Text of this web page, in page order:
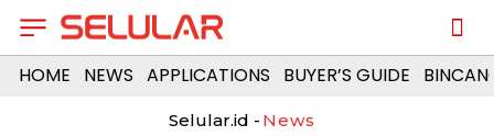
HOME NEWS APPLICATIONS BUYER’S GUIDE
Selular.id - News